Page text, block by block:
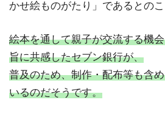
かせ絵ものがたり」であるとのこ
絵本を通して親子が交流する機
旨に共感したセブン銀行が、
普及のため、制作・配布等も含
いるのだそうです。